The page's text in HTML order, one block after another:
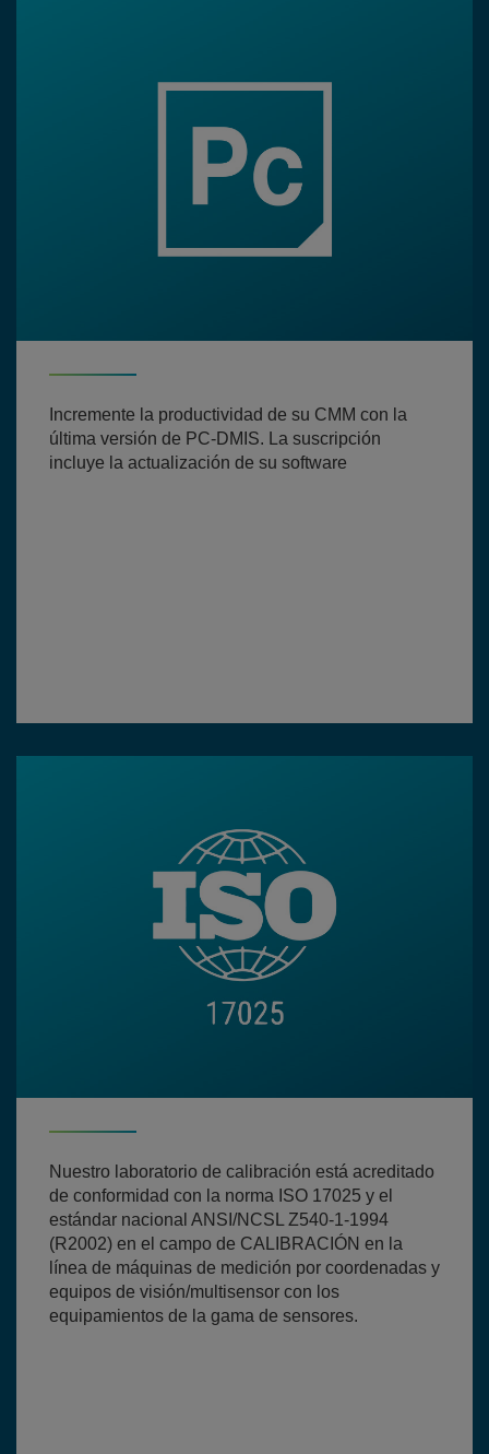
Incremente la productividad de su CMM con la
última versión de PC-DMIS. La suscripción
incluye la actualización de su software
Nuestro laboratorio de calibración está acreditado
de conformidad con la norma ISO 17025 y el
estándar nacional ANSI/NCSL Z540-1-1994
(R2002) en el campo de CALIBRACIÓN en la
línea de máquinas de medición por coordenadas y
equipos de visión/multisensor con los
equipamientos de la gama de sensores.